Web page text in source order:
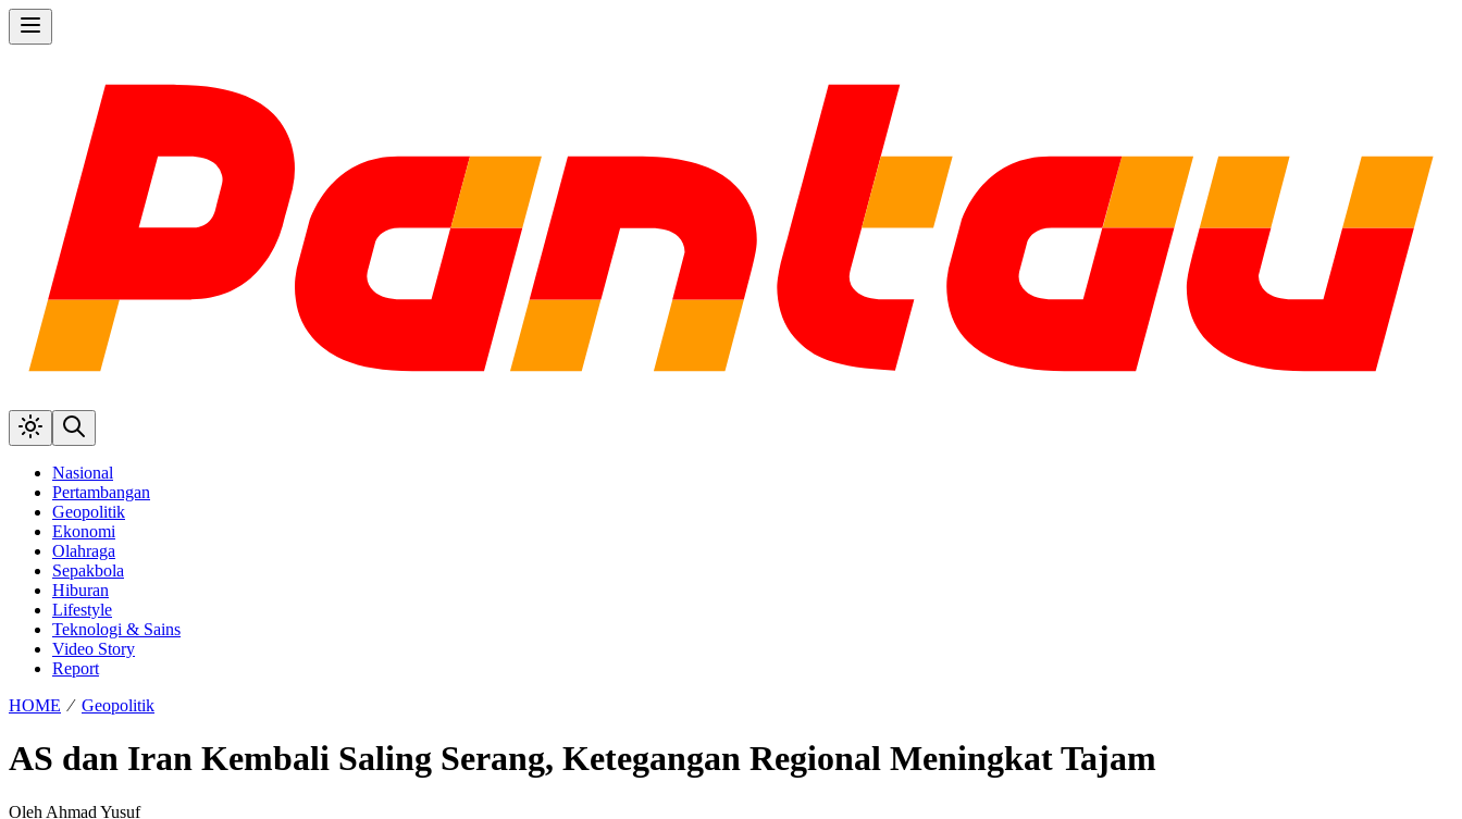
Nasional
Pertambangan
Geopolitik
Ekonomi
Olahraga
Sepakbola
Hiburan
Lifestyle
Teknologi & Sains
Video Story
Report
HOME ⁄ Geopolitik
AS dan Iran Kembali Saling Serang, Ketegangan Regional Meningkat Tajam
Oleh Ahmad Yusuf